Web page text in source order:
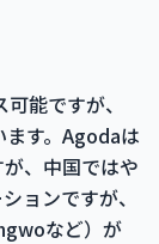
能ですが、
す。Agodaは
、中国ではや
ョンですが、
など）が